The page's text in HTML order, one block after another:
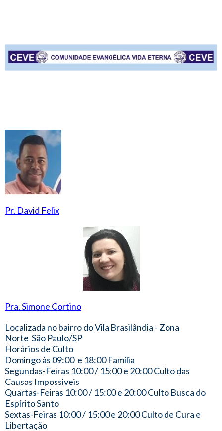
Pr. David Felix
Pra. Simone Cortino
Localizada no bairro do Vila Brasilândia - Zona
Norte São Paulo/SP
Horários de Culto
Domingo às 09:00 e 18:00 Família
Segundas-Feiras 10:00 / 15:00 e 20:00 Culto das
Causas Impossiveis
Quartas-Feiras 10:00 / 15:00 e 20:00 Culto Busca do
Espírito Santo
Sextas-Feiras 10:00 / 15:00 e 20:00 Culto de Cura e
Libertação